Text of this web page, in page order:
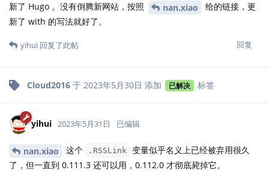
新了 Hugo 。没有倒腾新网站，按照
nan.xiao
给的链接，更
新了 with 的写法就好了。
回复
yihui 回复了此帖
Cloud2016 于 2023年5月30日 添加 已解决 标签
yihui 2023年5月31日 已编辑
nan.xiao 这个 .RSSLink 变量似乎名义上已经被弃用很久
了，但一直到 0.111.3 还可以用，0.112.0 才彻底毙掉它。